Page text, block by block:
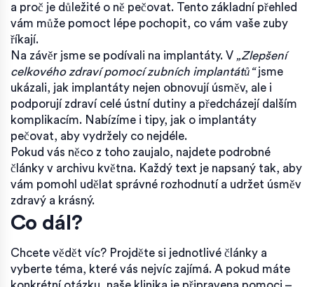
a proč je důležité o ně pečovat. Tento základní přehled
vám může pomoct lépe pochopit, co vám vaše zuby
říkají.
Na závěr jsme se podívali na implantáty. V „Zlepšení
celkového zdraví pomocí zubních implantátů“jsme
ukázali, jak implantáty nejen obnovují úsměv, ale i
podporují zdraví celé ústní dutiny a předcházejí dalším
komplikacím. Nabízíme i tipy, jak o implantáty
pečovat, aby vydržely co nejdéle.
Pokud vás něco z toho zaujalo, najdete podrobné
články v archivu května. Každý text je napsaný tak, aby
vám pomohl udělat správné rozhodnutí a udržet úsměv
zdravý a krásný.
Co dál?
Chcete vědět víc? Projděte si jednotlivé články a
vyberte téma, které vás nejvíc zajímá. A pokud máte